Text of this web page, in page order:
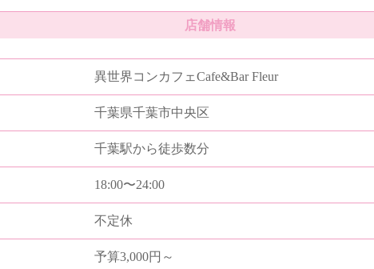
店舗情報
異世界コンカフェCafe&Bar Fleur
千葉県千葉市中央区
千葉駅から徒歩数分
18:00〜24:00
不定休
予算3,000円～